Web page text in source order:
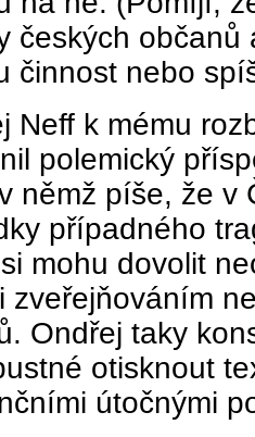
českých
činnost nebo
Neff k mému
polemický
němž píše, že v
případného
mohu dovolit
zveřejňováním
Ondřej taky
otisknout
útočnými